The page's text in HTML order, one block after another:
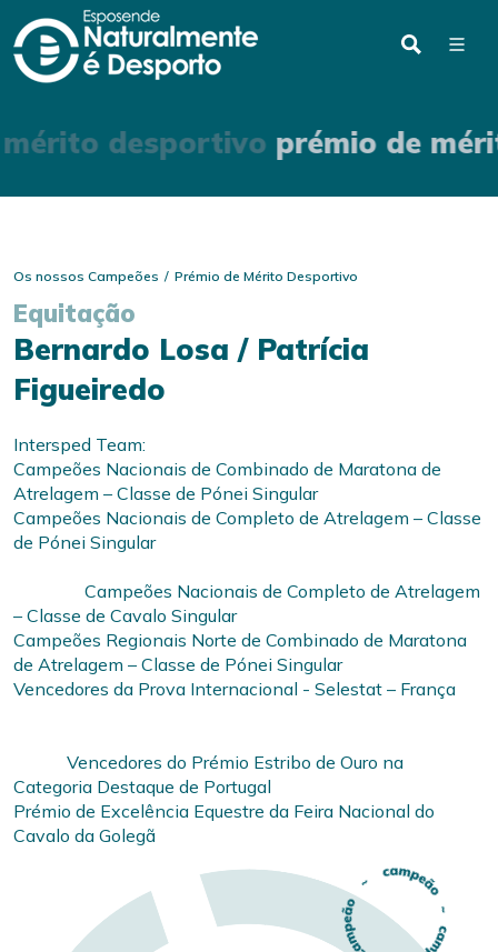
desportivo prémio de
Os nossos Campeões Prémio de Mérito Desportivo
Equitação
Bernardo Losa / Patrícia
Figueiredo
Intersped Team:
Campeões Nacionais de Combinado de Maratona de
Atrelagem – Classe de Pónei Singular
Campeões Nacionais de Completo de Atrelagem – Classe
de Pónei Singular
Campeões Nacionais de Completo de Atrelagem
– Classe de Cavalo Singular
Campeões Regionais Norte de Combinado de Maratona
de Atrelagem – Classe de Pónei Singular
Vencedores da Prova Internacional - Selestat – França
Vencedores do Prémio Estribo de Ouro na
Categoria Destaque de Portugal
Prémio de Excelência Equestre da Feira Nacional do
Cavalo da Golegã